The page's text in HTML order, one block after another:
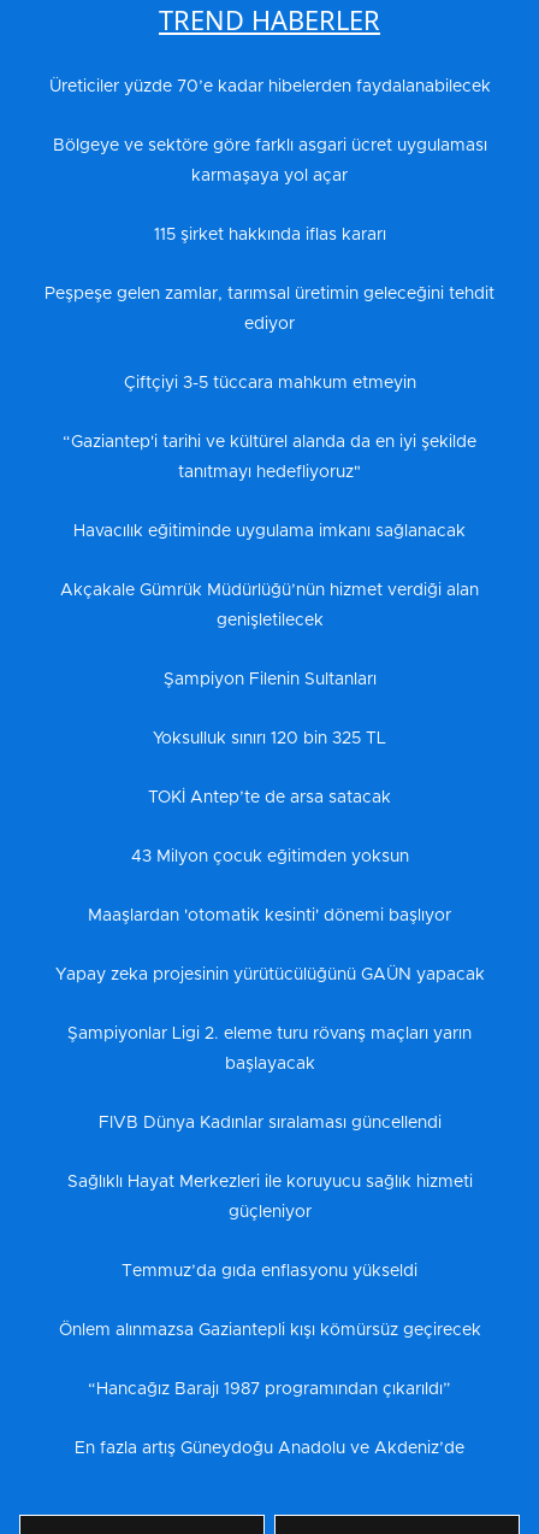
TREND HABERLER
Üreticiler yüzde 70’e kadar hibelerden faydalanabilecek
Bölgeye ve sektöre göre farklı asgari ücret uygulaması
karmaşaya yol açar
115 şirket hakkında iflas kararı
Peşpeşe gelen zamlar, tarımsal üretimin geleceğini tehdit
ediyor
Çiftçiyi 3-5 tüccara mahkum etmeyin
“Gaziantep'i tarihi ve kültürel alanda da en iyi şekilde
tanıtmayı hedefliyoruz"
Havacılık eğitiminde uygulama imkanı sağlanacak
Akçakale Gümrük Müdürlüğü’nün hizmet verdiği alan
genişletilecek
Şampiyon Filenin Sultanları
Yoksulluk sınırı 120 bin 325 TL
TOKİ Antep’te de arsa satacak
43 Milyon çocuk eğitimden yoksun
Maaşlardan 'otomatik kesinti' dönemi başlıyor
Yapay zeka projesinin yürütücülüğünü GAÜN yapacak
Şampiyonlar Ligi 2. eleme turu rövanş maçları yarın
başlayacak
FIVB Dünya Kadınlar sıralaması güncellendi
Sağlıklı Hayat Merkezleri ile koruyucu sağlık hizmeti
güçleniyor
Temmuz’da gıda enflasyonu yükseldi
Önlem alınmazsa Gaziantepli kışı kömürsüz geçirecek
“Hancağız Barajı 1987 programından çıkarıldı”
En fazla artış Güneydoğu Anadolu ve Akdeniz’de